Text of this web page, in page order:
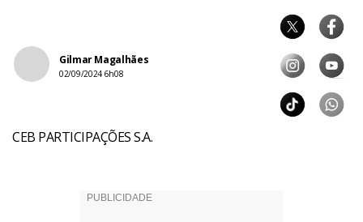
Gilmar Magalhães
02/09/2024 6h08
CEB PARTICIPAÇÕES S.A.